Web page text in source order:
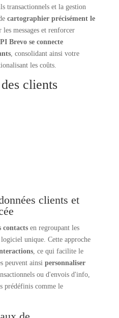
transactionnels et la gestion
cartographier précisément le
les messages et renforcer
Brevo se connecte
, consolidant ainsi votre
les coûts.
clients
clients et
contactsen regroupant les
unique. Cette approche
, ce qui facilite le
peuvent ainsi personnaliser
ou d'envois d'info,
prédéfinis comme le